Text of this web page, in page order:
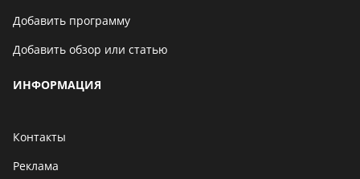
Добавить программу
Добавить обзор или статью
ИНФОРМАЦИЯ
Контакты
Реклама